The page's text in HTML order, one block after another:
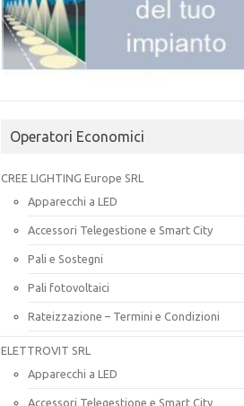
Operatori Economici
CREE LIGHTING Europe SRL
Apparecchi a LED
Accessori Telegestione e Smart City
Pali e Sostegni
Pali fotovoltaici
Rateizzazione – Termini e Condizioni
ELETTROVIT SRL
Apparecchi a LED
Accessori Telegestione e Smart City